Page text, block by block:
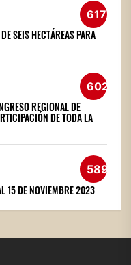
617
SEIS HECTÁREAS PARA
602
REGIONAL DE
DE TODA LA
589
15 DE NOVIEMBRE 2023